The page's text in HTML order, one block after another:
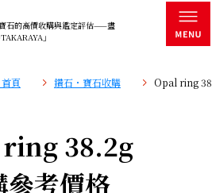
石的高價收購與鑑定評估——盡
」
頁 鑽石・寶石收購 Opal ring
38.2g
參考價格